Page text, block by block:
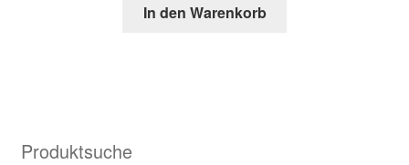
war:
ist:
In den Warenkorb
Produktsuche